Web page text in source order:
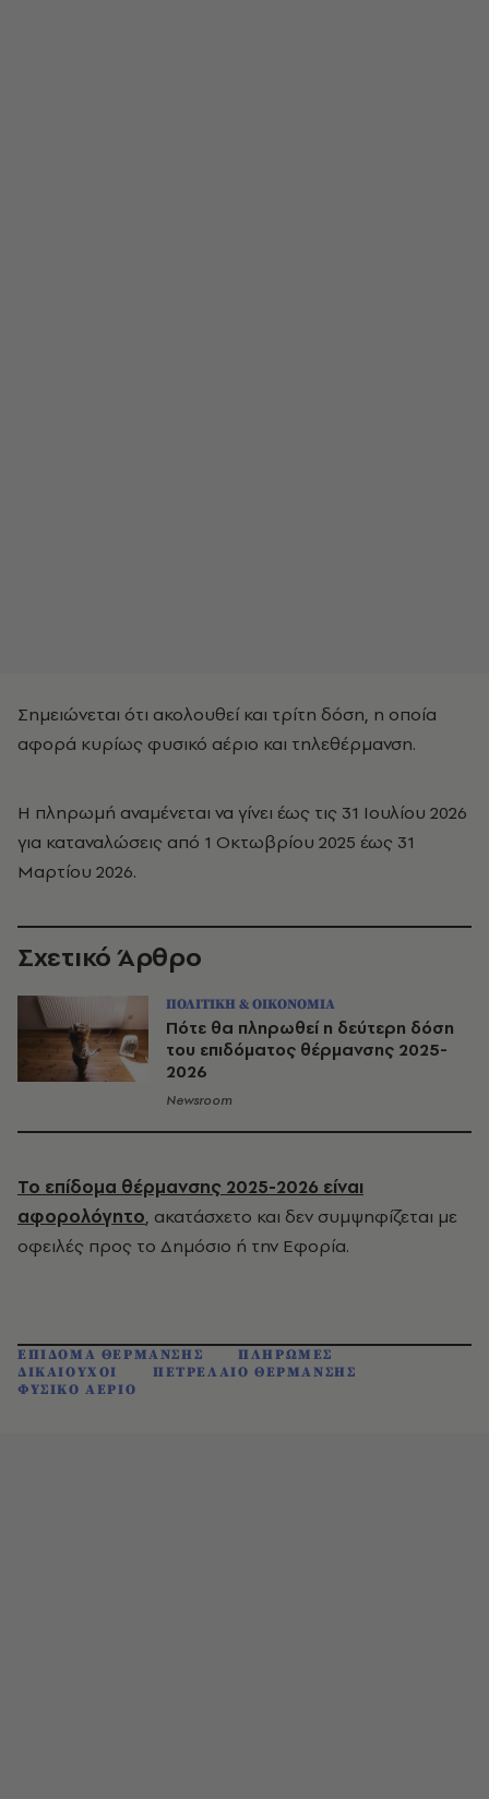
Σημειώνεται ότι ακολουθεί και τρίτη δόση, η οποία
αφορά κυρίως φυσικό αέριο και τηλεθέρμανση.
Η πληρωμή αναμένεται να γίνει έως τις 31 Ιουλίου 2026
για καταναλώσεις από 1 Οκτωβρίου 2025 έως 31
Μαρτίου 2026.
Σχετικό Άρθρο
ΠΟΛΙΤΙΚΗ & ΟΙΚΟΝΟΜΙΑ
Πότε θα πληρωθεί η δεύτερη δόση
του επιδόματος θέρμανσης 2025-
2026
Newsroom
Το επίδομα θέρμανσης 2025-2026 είναι
αφορολόγητο, ακατάσχετο και δεν συμψηφίζεται με
οφειλές προς το Δημόσιο ή την Εφορία.
ΕΠΙΔΟΜΑ ΘΕΡΜΑΝΣΗΣ
ΠΛΗΡΩΜΕΣ
ΔΙΚΑΙΟΥΧΟΙ
ΠΕΤΡΕΛΑΙΟ ΘΕΡΜΑΝΣΗΣ
ΦΥΣΙΚΟ ΑΕΡΙΟ